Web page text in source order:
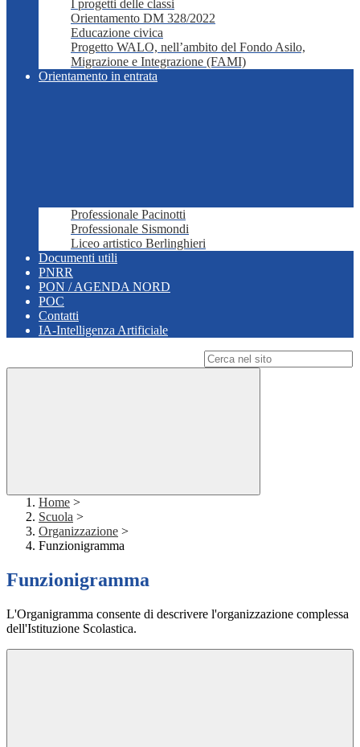
I progetti delle classi
Orientamento DM 328/2022
Educazione civica
Progetto WALO, nell’ambito del Fondo Asilo,
Migrazione e Integrazione (FAMI)
Orientamento in entrata
Professionale Pacinotti
Professionale Sismondi
Liceo artistico Berlinghieri
Documenti utili
PNRR
PON / AGENDA NORD
POC
Contatti
IA-Intelligenza Artificiale
Home >
Scuola >
Organizzazione >
Funzionigramma
Funzionigramma
L'Organigramma consente di descrivere l'organizzazione complessa
dell'Istituzione Scolastica.